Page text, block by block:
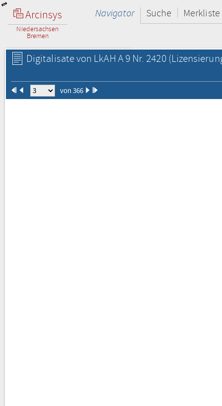
Arcinsys
Niedersachsen
Bremen
Navigator Suche Merkliste
Digitalisate von LkAH A 9 Nr. 2420
von 366